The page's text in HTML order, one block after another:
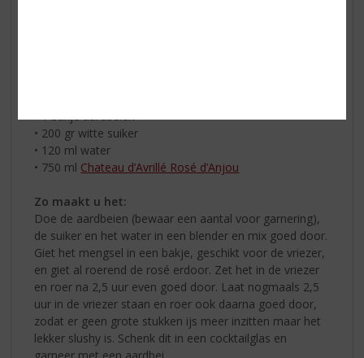
• 1 bakje aardbeien
• 200 gr witte suiker
• 120 ml water
• 750 ml Chateau d’Avrillé Rosé d’Anjou
Zo maakt u het:
Doe de aardbeien (bewaar een aantal voor garnering),
de suiker en het water in een blender en mix goed door.
Giet het mengsel in een bakje, geschikt voor de vriezer,
en giet al roerend de rosé erdoor. Zet het in de vriezer
en roer na 2,5 uur even goed door. Laat nogmaals 2,5
uur in de vriezer staan en roer ook daarna goed door,
zodat er geen grote stukken ijs meer inzitten maar het
lekker slushy is. Schenk dit in een cocktailglas en